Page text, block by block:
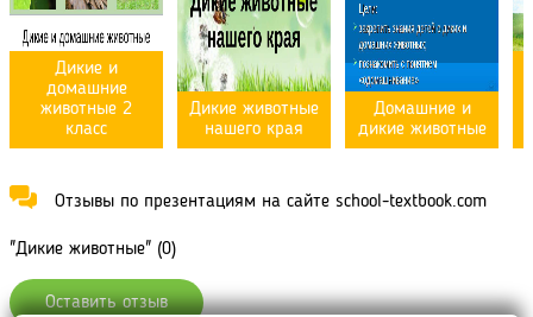
Дикие и
домашние
животные 2
класс
Дикие животные
нашего края
Домашние и
дикие животные
Отзывы по презентациям на сайте school-textbook.com
"Дикие животные" (0)
Оставить отзыв